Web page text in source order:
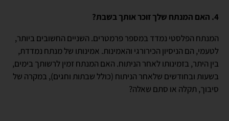
4. האם המנתח שלך זוכר אותך בשבת?
המנתח הפלסטי נמדד במספר פרמטרים. השניים החשובים ביותר,
לטעמי, הם הניסיון הכירורגי והאמינות. אמינותו של מנתח נמדדת,
בין היתר, בזמינותו לאחר הניתוח. האם המנתח זמין לרשותך בימים,
בשעות ובחודשים שלאחר הניתוח (כולל שבתות וחגים), במקרה של
סיבוך, תקלה או סתם שאלה?